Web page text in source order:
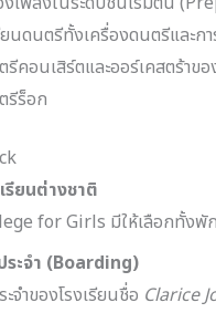
ยนดนตรีทั้งเครื่องดนตรีและ
คอนเสิร์ตและออร์เคสตร้าขอ
รีร็อก
ยนต่างชาติ
for Girls มีให้เลือกทั้ง
ะจำ (Boarding)
จำของโรงเรียนชื่อ Clarice